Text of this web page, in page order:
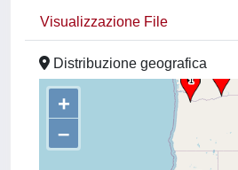
Visualizzazione File
Distribuzione geografica
+
–